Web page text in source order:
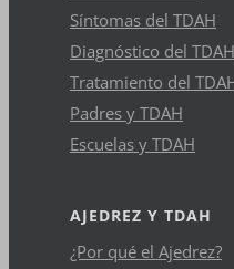
Síntomas del TDAH
Diagnóstico del TDAH
Tratamiento del
Padres y TDAH
Escuelas y TDAH
AJEDREZ Y TDAH
¿Por qué el Ajedrez?